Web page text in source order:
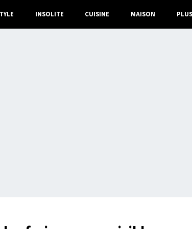
INSOLITE CUISINE MAISON PLUS